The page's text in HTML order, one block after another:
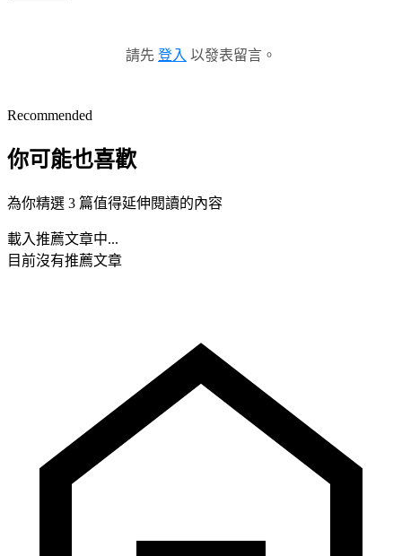
請先 登入 以發表留言。
Recommended
你可能也喜歡
為你精選 3 篇值得延伸閱讀的內容
載入推薦文章中...
目前沒有推薦文章